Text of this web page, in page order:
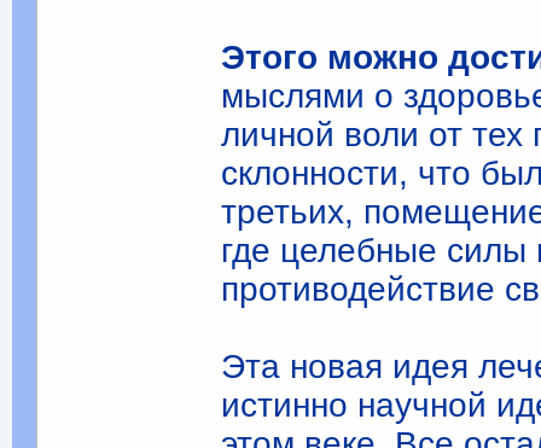
Этого можно
мыслями о
личной воли от тех
склонности, что
третьих,
где целебные
противодействие
Эта новая идея
истинно научной